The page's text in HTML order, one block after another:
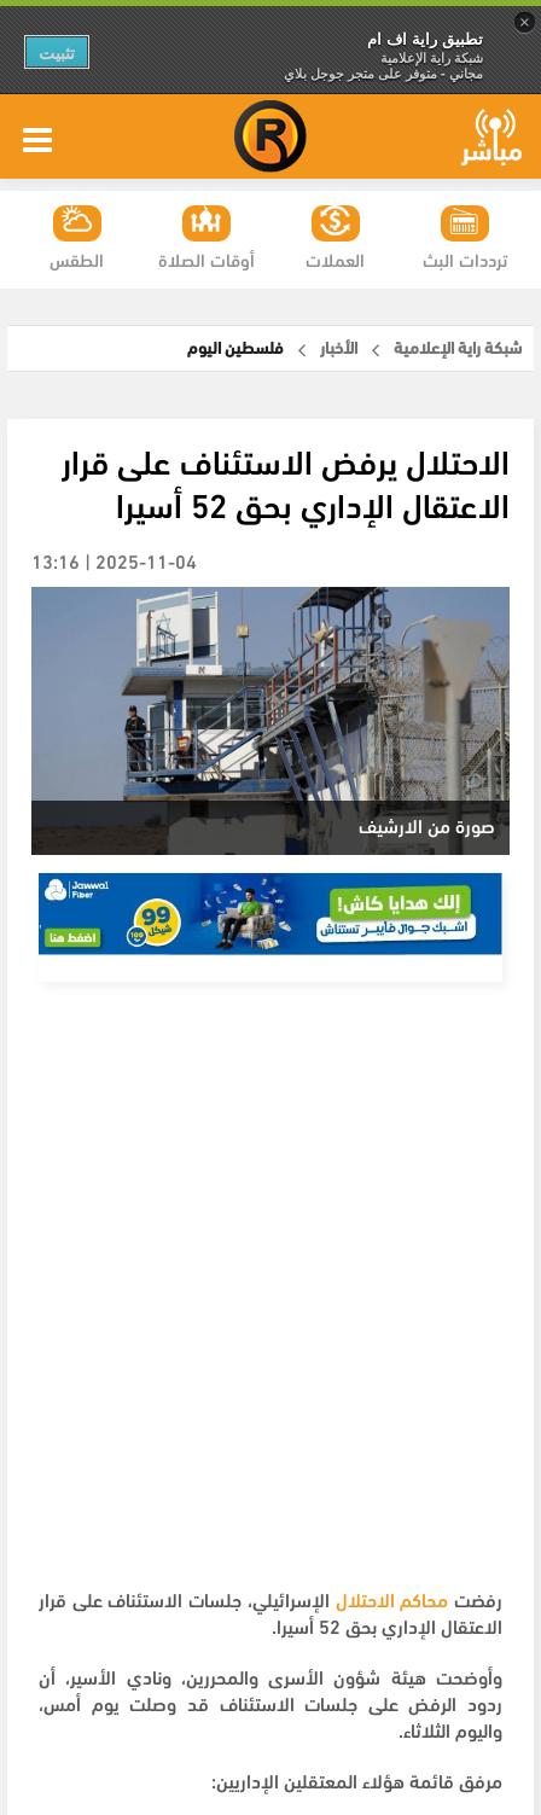
×
تطبيق راية اف ام
شبكة راية الإعلامية
مجاني - متوفر على متجر جوجل بلاي
تثبيت
الطقس أوقات الصلاة العملات ترددات البث
شبكة راية الإعلامية الأخبار فلسطين اليوم
الاحتلال يرفض الاستئناف على قرار
الاعتقال الإداري بحق 52 أسيرا
2025-11-04 | 13:16
صورة من الارشيف
رفضت محاكم الاحتلال الإسرائيلي، جلسات الاستئناف على قرار
الاعتقال الإداري بحق 52 أسيرا.
وأوضحت هيئة شؤون الأسرى والمحررين، ونادي الأسير، أن
ردود الرفض على جلسات الاستئناف قد وصلت يوم أمس،
واليوم الثلاثاء.
مرفق قائمة هؤلاء المعتقلين الإداريين: